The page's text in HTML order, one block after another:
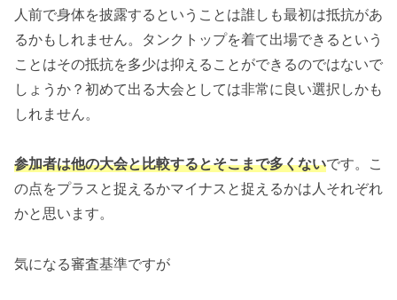
人前で身体を披露するということは誰しも最初は抵抗があ
るかもしれません。タンクトップを着て出場できるという
ことはその抵抗を多少は抑えることができるのではないで
しょうか？初めて出る大会としては非常に良い選択しかも
しれません。
参加者は他の大会と比較するとそこまで多くないです。こ
の点をプラスと捉えるかマイナスと捉えるかは人それぞれ
かと思います。
気になる審査基準ですが